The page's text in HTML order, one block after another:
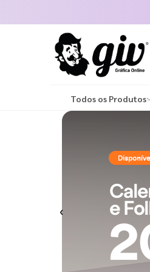
Todos os Produtos
Previous